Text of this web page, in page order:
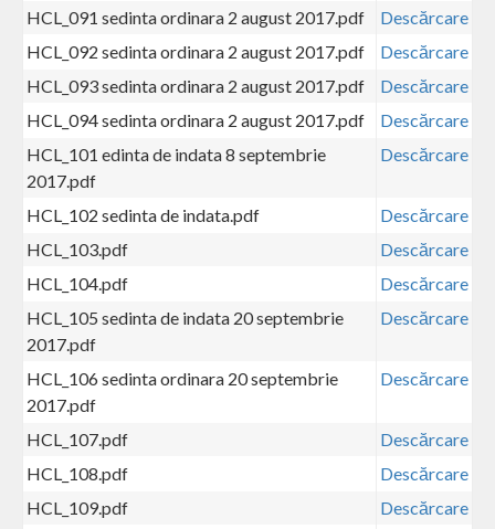
HCL_091 sedinta ordinara 2 august 2017.pdf
Descărcare
HCL_092 sedinta ordinara 2 august 2017.pdf
Descărcare
HCL_093 sedinta ordinara 2 august 2017.pdf
Descărcare
HCL_094 sedinta ordinara 2 august 2017.pdf
Descărcare
HCL_101 edinta de indata 8 septembrie
2017.pdf
Descărcare
HCL_102 sedinta de indata.pdf
Descărcare
HCL_103.pdf
Descărcare
HCL_104.pdf
Descărcare
HCL_105 sedinta de indata 20 septembrie
2017.pdf
Descărcare
HCL_106 sedinta ordinara 20 septembrie
2017.pdf
Descărcare
HCL_107.pdf
Descărcare
HCL_108.pdf
Descărcare
HCL_109.pdf
Descărcare